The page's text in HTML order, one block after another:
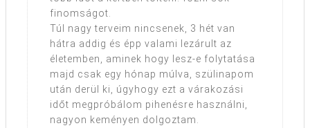
finomságot.
Túl nagy terveim nincsenek, 3 hét van
hátra addig és épp valami lezárult az
életemben, aminek hogy lesz-e folytatása
majd csak egy hónap múlva, szülinapom
után derül ki, úgyhogy ezt a várakozási
időt megpróbálom pihenésre használni,
nagyon keményen dolgoztam.